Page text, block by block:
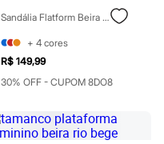
Sandália Flatform Beira Rio Marrom
+ 4 cores
R$ 149,99
30% OFF - CUPOM 8DO8